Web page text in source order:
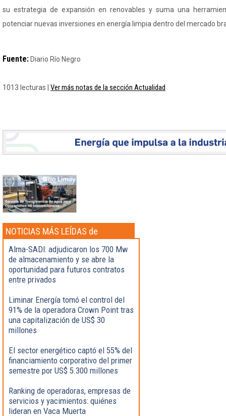
su estrategia de expansión en renovables y suma una
potenciar nuevas inversiones en energía limpia dentro del mercado
Fuente: Diario Río Negro
1013 lecturas | Ver más notas de la sección Actualidad
NOTICIAS MÁS LEÍDAS de
Actualidad
Alma-SADI: adjudicaron los 700 Mw
de almacenamiento y se abre la
oportunidad para futuros contratos
entre privados
Liminar Energía tomó el control del
91% de la operadora Crown Point tras
una capitalización de US$ 30
millones
El sector energético captó el 55% del
financiamiento corporativo del primer
semestre por US$ 5.300 millones
Ranking de operadoras, empresas de
servicios y yacimientos: quiénes
lideran en Vaca Muerta